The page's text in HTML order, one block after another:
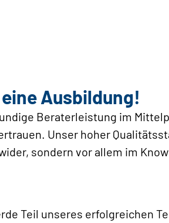
Ausbildung!
Beraterleistung im
Unser hoher
sondern vor allem im
Teil unseres erfolgreichen